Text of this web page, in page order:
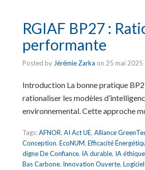
RGIAF BP27 :
performante
Posted by Jérémie Zarka on 25 mai 2025
Introduction La bonne pratique
rationaliser les modèles
environnemental. Cette approche
Tags:AFNOR, AI Act UE, Alliance
Conception, EcoNUM, Efficacité
digne De Confiance, IA durable, IA éthique
Bas Carbone, Innovation Ouverte,